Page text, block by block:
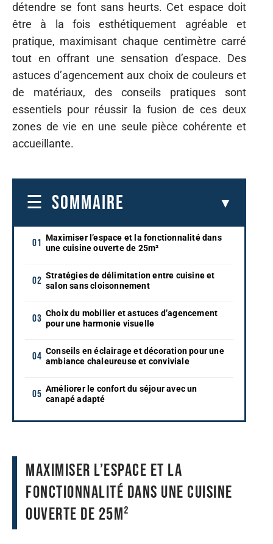
détendre se font sans heurts. Cet espace doit
être à la fois esthétiquement agréable et
pratique, maximisant chaque centimètre carré
tout en offrant une sensation d’espace. Des
astuces d’agencement aux choix de couleurs et
de matériaux, des conseils pratiques sont
essentiels pour réussir la fusion de ces deux
zones de vie en une seule pièce cohérente et
accueillante.
SOMMAIRE
Maximiser l’espace et la fonctionnalité dans
une cuisine ouverte de 25m²
Stratégies de délimitation entre cuisine et
salon sans cloisonnement
Choix du mobilier et astuces d’agencement
pour une harmonie visuelle
Conseils en éclairage et décoration pour une
ambiance chaleureuse et conviviale
Améliorer le confort du séjour avec un
canapé adapté
Maximiser l’espace et la
fonctionnalité dans une cuisine
ouverte de 25m²